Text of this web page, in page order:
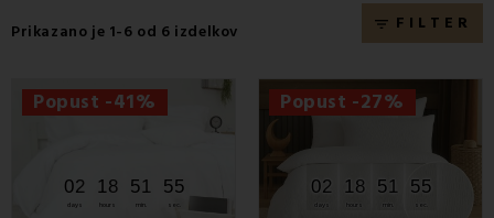
kategorije, saj se izbrani izdelki nenehno spreminjajo.
filter_list FILTER
Prikazano je 1-6 od 6 izdelkov
Popust -41%
02
days
18
hours
51
min.
55
sec.
Popust -27%
02
days
18
hours
51
min.
55
sec.